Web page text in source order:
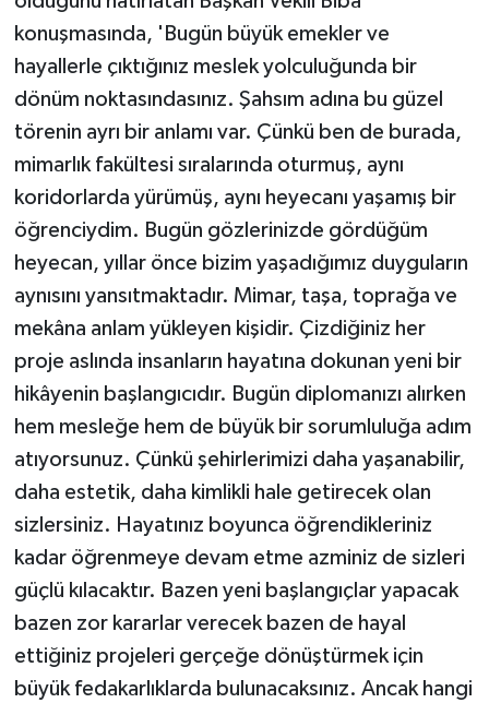
konuşmasında, 'Bugün büyük emekler ve
hayallerle çıktığınız meslek yolculuğunda bir
dönüm noktasındasınız. Şahsım adına bu güzel
törenin ayrı bir anlamı var. Çünkü ben de burada,
mimarlık fakültesi sıralarında oturmuş, aynı
koridorlarda yürümüş, aynı heyecanı yaşamış bir
öğrenciydim. Bugün gözlerinizde gördüğüm
heyecan, yıllar önce bizim yaşadığımız duyguların
aynısını yansıtmaktadır. Mimar, taşa, toprağa ve
mekâna anlam yükleyen kişidir. Çizdiğiniz her
proje aslında insanların hayatına dokunan yeni bir
hikâyenin başlangıcıdır. Bugün diplomanızı alırken
hem mesleğe hem de büyük bir sorumluluğa adım
atıyorsunuz. Çünkü şehirlerimizi daha yaşanabilir,
daha estetik, daha kimlikli hale getirecek olan
sizlersiniz. Hayatınız boyunca öğrendikleriniz
kadar öğrenmeye devam etme azminiz de sizleri
güçlü kılacaktır. Bazen yeni başlangıçlar yapacak
bazen zor kararlar verecek bazen de hayal
ettiğiniz projeleri gerçeğe dönüştürmek için
büyük fedakarlıklarda bulunacaksınız. Ancak hangi